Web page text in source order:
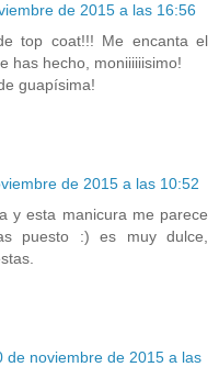
de 2015 a las 16:56
top coat!!! Me encanta el
has hecho, moniiiiiisimo!
guapísima!
de 2015 a las 10:52
y esta manicura me parece
puesto :) es muy dulce,
de noviembre de 2015 a las